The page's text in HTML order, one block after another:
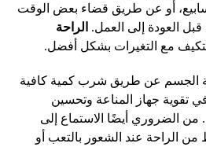
أسابيع، أو عن طريق قضاء بعض الوقت
العودة إلى العمل. الراحة
مع التغيرات بشكل أفضل.
الجسم عن طريق شرب كمية كافية
تقوية جهاز المناعة وتحسين
الضروري أيضًا الاستماع إلى
الراحة عند الشعور بالتعب أو